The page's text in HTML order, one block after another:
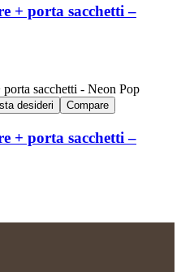
+ porta sacchetti –
desideri Compare
+ porta sacchetti –